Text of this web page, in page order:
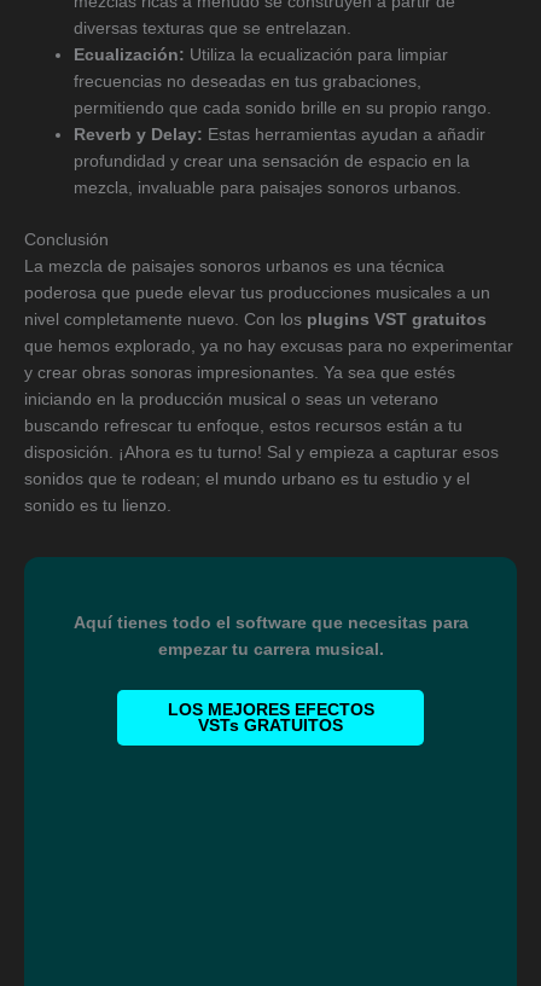
diversas texturas que se entrelazan.
Ecualización: Utiliza la ecualización para limpiar
frecuencias no deseadas en tus grabaciones,
permitiendo que cada sonido brille en su propio rango.
Reverb y Delay: Estas herramientas ayudan a añadir
profundidad y crear una sensación de espacio en la
mezcla, invaluable para paisajes sonoros urbanos.
Conclusión
La mezcla de paisajes sonoros urbanos es una técnica
poderosa que puede elevar tus producciones musicales a un
nivel completamente nuevo. Con los plugins VST gratuitos
que hemos explorado, ya no hay excusas para no experimentar
y crear obras sonoras impresionantes. Ya sea que estés
iniciando en la producción musical o seas un veterano
buscando refrescar tu enfoque, estos recursos están a tu
disposición. ¡Ahora es tu turno! Sal y empieza a capturar esos
sonidos que te rodean; el mundo urbano es tu estudio y el
sonido es tu lienzo.
Aquí tienes todo el software que necesitas para
empezar tu carrera musical.
LOS MEJORES EFECTOS
VSTs GRATUITOS